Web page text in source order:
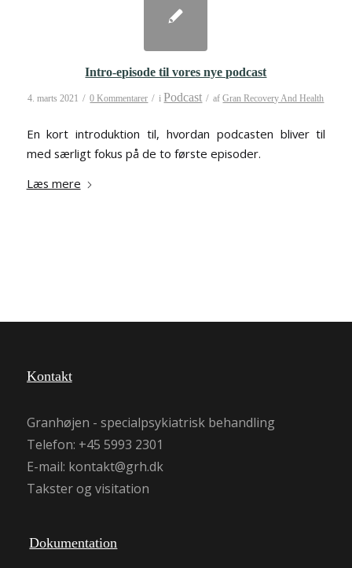
Intro-episode til vores nye podcast
4. marts 2021 / 0 Kommentarer / i Podcast / afGran Recovery And Health
En kort introduktion til, hvordan podcasten bliver til
med særligt fokus på de to første episoder.
Læs mere
Kontakt
Granhøjen - specialpsykiatrisk behandling
Telefon: +45 5993 2301
E-mail: kontakt@grh.dk
Takster og visitation
Dokumentation